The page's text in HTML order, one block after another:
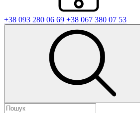
+38 093 280 06 69 +38 067 380 07 53